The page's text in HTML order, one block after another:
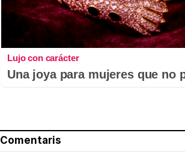
Lujo con carácter
Una joya para mujeres que no
Comentaris